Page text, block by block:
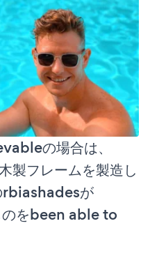
の場合は、
フレームを製造し
rbiashadesが
をbeen able to